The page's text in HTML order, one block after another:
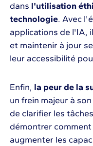
dans l'utilisation
technologie. Avec
applications de l'IA,
et maintenir à jour
leur accessibilité
Enfin, la peur de la
un frein majeur à
de clarifier les
démontrer
augmenter les